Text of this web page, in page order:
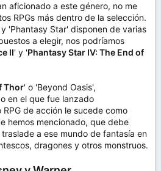
aficionado a este género, no me
RPGs más dentro de la selección.
y 'Phantasy Star' disponen de varias
a elegir, nos podríamos
II' y 'Phantasy Star IV: The End of
Thor' o 'Beyond Oasis',
en el que fue lanzado
de acción le sucede como
hemos mencionado, que debe
a ese mundo de fantasía en
dragones y otros monstruos.